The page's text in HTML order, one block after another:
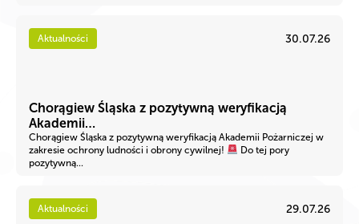
Aktualności 30.07.26
Chorągiew Śląska z pozytywną weryfikacją
Akademii…
Chorągiew Śląska z pozytywną weryfikacją Akademii Pożarniczej w
zakresie ochrony ludności i obrony cywilnej!
Do tej pory
pozytywną...
Aktualności 29.07.26